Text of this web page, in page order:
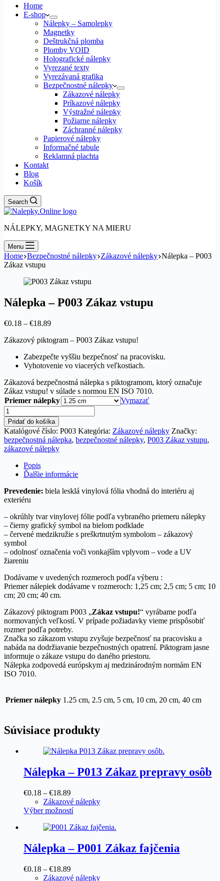
Home
E-shop
Nálepky – Samolepky
Magnetky
Deštrukčná plomba
Plomby VOID
Holografické nálepky
Vyrezané texty
Vyrezávaná grafika
Bezpečnostné nálepky
Zákazové nálepky
Príkazové nálepky
Výstražné nálepky
Požiarne nálepky
Záchranné nálepky
Papierové nálepky
Informačné tabule
Reklamná plachta
Kontakt
Blog
Košík
Search
NÁLEPKY, MAGNETKY NA MIERU
Menu
Home Bezpečnostné nálepky Zákazové nálepky Nálepka – P003
Zákaz vstupu
Nálepka – P003 Zákaz vstupu
€0.18 – €18.89Price
€0.18
€18.89
Zákazový piktogram – P003 Zákaz vstupu!
Zabezpečte vyššiu bezpečnosť na pracovisku.
Vyhotovenie vo viacerých veľkostiach.
Zákazová bezpečnostná nálepka s piktogramom, ktorý označuje
Zákaz vstupu! v súlade s normou EN ISO 7010.
Priemer nálepky
Vymazať
množstvo
Nálepka
-
P003
Zákaz
vstupu
Pridať do košíka
Katalógové číslo: P003 Kategória: Zákazové nálepky Značky:
bezpečnostná nálepka, bezpečnostné nálepky, P003 Zákaz vstupu,
zákazové nálepky
Popis
Ďalšie informácie
Prevedenie: biela lesklá vinylová fólia vhodná do interiéru aj
exteriéru
– okrúhly tvar vinylovej fólie podľa vybraného priemeru nálepky
– čierny grafický symbol na bielom podklade
– červené medzikružie s preškrtnutým symbolom – zákazový
symbol
– odolnosť označenia voči vonkajším vplyvom – vode a UV
žiareniu
Dodávame v uvedených rozmeroch podľa výberu :
Priemer nálepiek dodávame v rozmeroch: 1,25 cm; 2,5 cm; 5 cm; 10
cm; 20 cm; 40 cm.
Zákazový piktogram P003 „Zákaz vstupu!“ vyrábame podľa
normovaných veľkostí. V prípade požiadavky vieme prispôsobiť
rozmer podľa potreby.
Značka so zákazom vstupu zvyšuje bezpečnosť na pracovisku a
nabáda na dodržiavanie bezpečnostných opatrení. Piktogram jasne
informuje o zákaze vstupu do daného priestoru.
Nálepka zodpovedá európskym aj medzinárodným normám EN
ISO 7010.
Priemer nálepky 1.25 cm, 2.5 cm, 5 cm, 10 cm, 20 cm, 40 cm
Súvisiace produkty
Nálepka – P013 Zákaz prepravy osôb
€0.18 – €18.89Price
range:
€0.18
€18.89
Zákazové nálepky
Výber možnostíTento
má
variantov.
Možnosti
Nálepka – P001 Zákaz fajčenia
€0.18 – €18.89Price
range:
Zákazové nálepky